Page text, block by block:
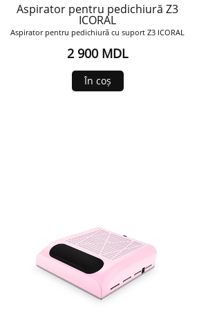
Aspirator pentru pedichiură Z3
ICORAL
Aspirator pentru pedichiură cu suport Z3 ICORAL
2 900 MDL
În coș